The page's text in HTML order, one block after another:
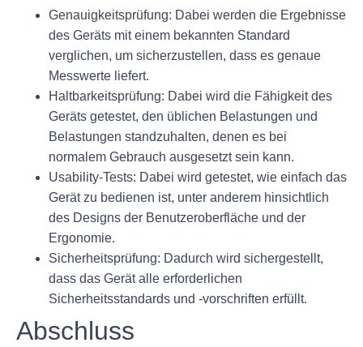
Genauigkeitsprüfung: Dabei werden die Ergebnisse
des Geräts mit einem bekannten Standard
verglichen, um sicherzustellen, dass es genaue
Messwerte liefert.
Haltbarkeitsprüfung: Dabei wird die Fähigkeit des
Geräts getestet, den üblichen Belastungen und
Belastungen standzuhalten, denen es bei
normalem Gebrauch ausgesetzt sein kann.
Usability-Tests: Dabei wird getestet, wie einfach das
Gerät zu bedienen ist, unter anderem hinsichtlich
des Designs der Benutzeroberfläche und der
Ergonomie.
Sicherheitsprüfung: Dadurch wird sichergestellt,
dass das Gerät alle erforderlichen
Sicherheitsstandards und -vorschriften erfüllt.
Abschluss